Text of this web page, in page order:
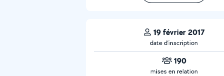
19 février 2017
date d’inscription
190
mises en relation